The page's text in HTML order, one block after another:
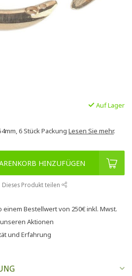
Auf Lager
6 Stück Packung Lesen Sie mehr.
HINZUFÜGEN
Dieses Produkt teilen
einem Bestellwert von 250€inkl. Mwst.
Aktionen
und Erfahrung